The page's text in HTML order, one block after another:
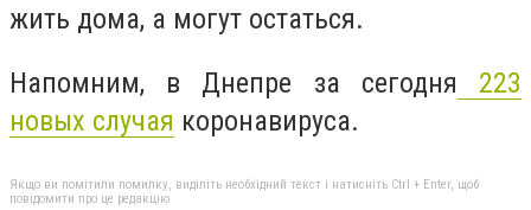
жить дома, а могут остаться.
Напомним, в Днепре за сегодня 223
новых случая коронавируса.
Якщо ви помітили помилку, виділіть необхідний текст і натисніть Ctrl + Enter, щоб
повідомити про це редакцію